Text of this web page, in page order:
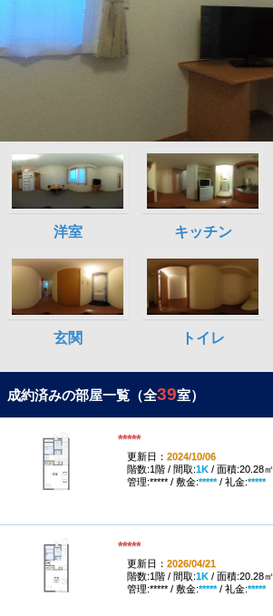
成約済みの部屋一覧（全39室）
*****
更新日： 2024/10/06
階数:1階 / 間取:1K/ 面積:20.28㎡
管理:***** / 敷金:*****/ 礼金:*****
*****
更新日： 2026/04/21
階数:1階 / 間取:1K/ 面積:20.28㎡
管理:***** / 敷金:*****/ 礼金:*****